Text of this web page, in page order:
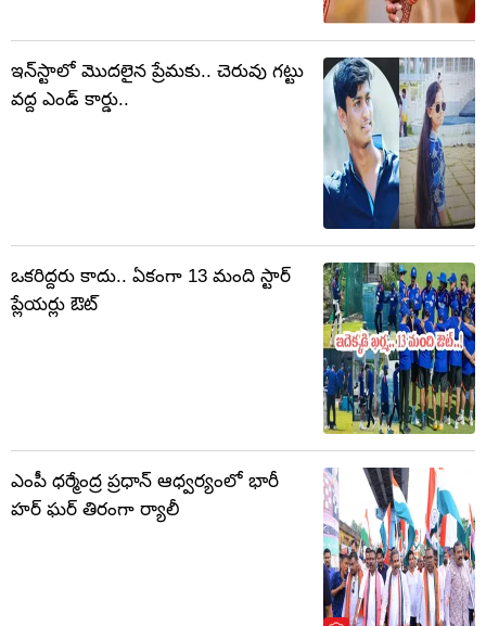
ఇన్‌స్టాలో మొదలైన ప్రేమకు.. చెరువు గట్టు
వద్ద ఎండ్ కార్డు..
ఒకరిద్దరు కాదు.. ఏకంగా 13 మంది స్టార్
ప్లేయర్లు ఔట్
ఎంపీ ధర్మేంద్ర ప్రధాన్ ఆధ్వర్యంలో భారీ
హర్ ఘర్ తిరంగా ర్యాలీ